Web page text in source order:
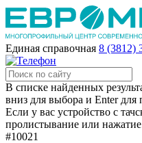
Единая справочная 8 (3812)
В списке найденных
вниз для выбора и Enter
Если у вас устройство с
пролистывание или
#10021